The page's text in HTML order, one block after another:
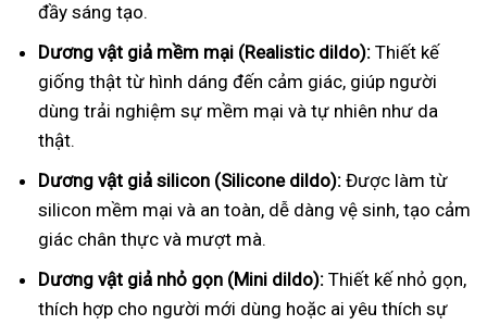
đầy sáng tạo.
Dương vật giả mềm mại (Realistic dildo): Thiết kế
giống thật từ hình dáng đến cảm giác, giúp người
dùng trải nghiệm sự mềm mại và tự nhiên như da
thật.
Dương vật giả silicon (Silicone dildo): Được làm từ
silicon mềm mại và an toàn, dễ dàng vệ sinh, tạo cảm
giác chân thực và mượt mà.
Dương vật giả nhỏ gọn (Mini dildo): Thiết kế nhỏ gọn,
thích hợp cho người mới dùng hoặc ai yêu thích sự